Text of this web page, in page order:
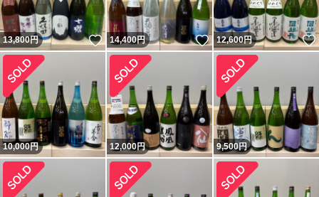
13,800円 いいね！
14,400円 いいね！
12,600円
10,000円 12,000円 9,500円